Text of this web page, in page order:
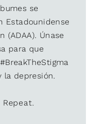
se
Estadounidense
(ADAA). Únase
para que
la depresión.
Repeat.